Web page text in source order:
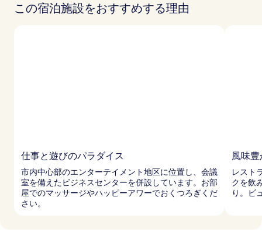
この宿泊施設をおすすめする理由
仕事と遊びのパラダイス
市内中心部のエンターテイメント地区に位置し、会議
室を備えたビジネスセンターを併設しています。お部
屋でのマッサージやハッピーアワーでおくつろぎくだ
さい。
風味
レスト
クを飲
り。ビ